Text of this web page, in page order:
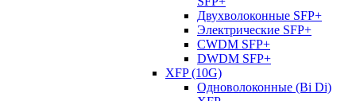
Двухволоконные SFP+
Электрические SFP+
CWDM SFP+
DWDM SFP+
XFP (10G)
Одноволоконные (Bi Di)